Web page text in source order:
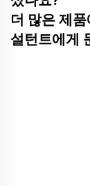
더 많은 제
설턴트에게